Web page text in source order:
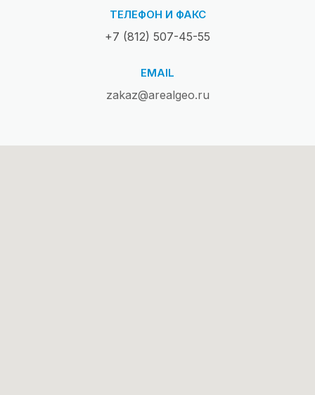
ТЕЛЕФОН И ФАКС
+7 (812) 507-45-55
EMAIL
zakaz@arealgeo.ru